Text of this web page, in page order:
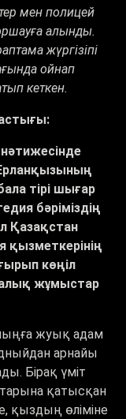
мен полицей
алынды.
жүргізіпі
ойнап
кеткен.
тірі шығар
бәріміздің
Қазақстан
көңіл
жұмыстар
жуық адам
арнайы
Бірақ үміт
қатысқан
қыздың өліміне